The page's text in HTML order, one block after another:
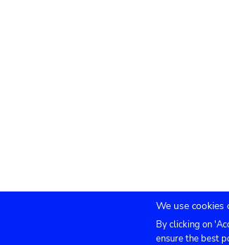
Submenu
Agenda
We use
By clicking on
ensure the best